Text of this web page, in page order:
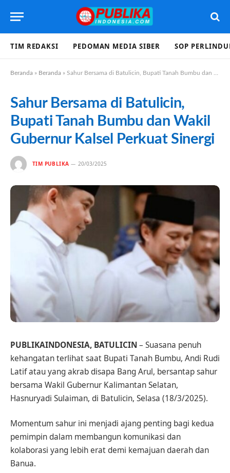
TIM REDAKSI PEDOMAN MEDIA SIBER SOP
Beranda » Beranda » Sahur Bersama di Batulicin, Bupati Tanah Bumbu dan Wakil Gubernur Kalsel Perkuat Sinergi
Sahur Bersama di Batulicin,
Bupati Tanah Bumbu dan Wakil
Gubernur Kalsel Perkuat Sinergi
TIM PUBLIKA 20/03/2025
PUBLIKAINDONESIA, BATULICIN – Suasana penuh
kehangatan terlihat saat Bupati Tanah Bumbu, Andi Rudi
Latif atau yang akrab disapa Bang Arul, bersantap sahur
bersama Wakil Gubernur Kalimantan Selatan,
Hasnuryadi Sulaiman, di Batulicin, Selasa (18/3/2025).
Momentum sahur ini menjadi ajang penting bagi kedua
pemimpin dalam membangun komunikasi dan
kolaborasi yang lebih erat demi kemajuan daerah dan
Banua.